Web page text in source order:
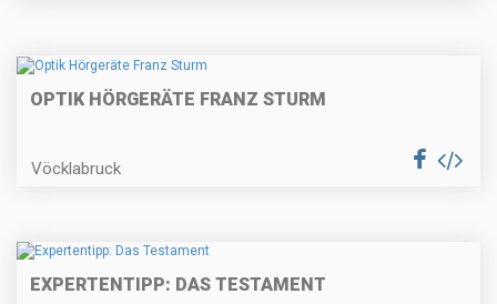
OPTIK HÖRGERÄTE FRANZ STURM
Vöcklabruck
EXPERTENTIPP: DAS TESTAMENT